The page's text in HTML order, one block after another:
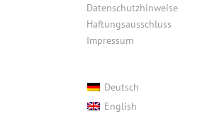
Datenschutzhinweise
Haftungsausschluss
Impressum
Deutsch
English